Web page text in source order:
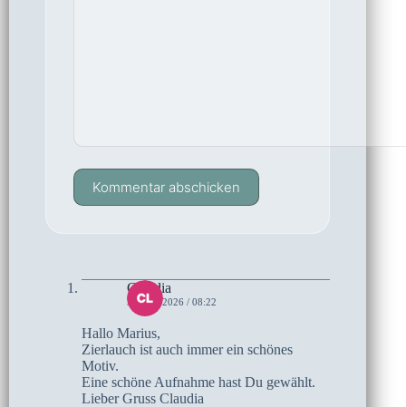
Kommentar abschicken
Claudia
5. JUNI 2026 / 08:22
Hallo Marius,
Zierlauch ist auch immer ein schönes
Motiv.
Eine schöne Aufnahme hast Du gewählt.
Lieber Gruss Claudia